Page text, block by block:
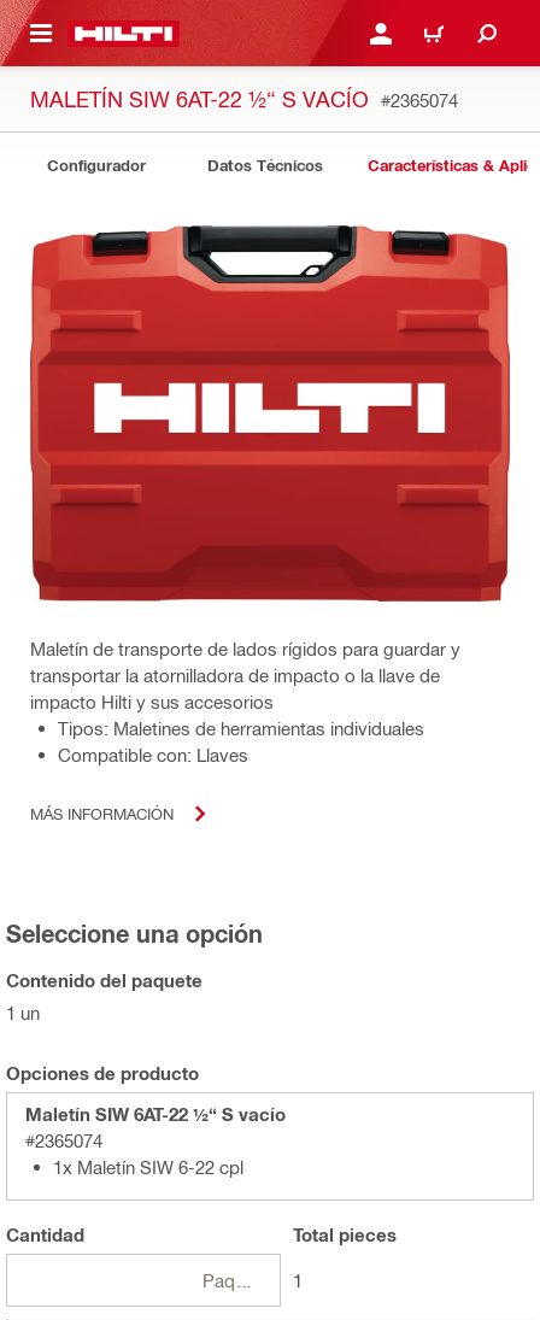
PRINCIPAL INICIE SESIÓN O
CARRITO
MALETÍN SIW 6AT-22 ½“ S VACÍO #2365074
Configurador Datos Técnicos Características &
Maletín de transporte de lados rígidos para guardar y
transportar la atornilladora de impacto o la llave de
impacto Hilti y sus accesorios
Tipos: Maletines de herramientas individuales
Compatible con: Llaves
MÁS INFORMACIÓN
Seleccione una opción
Contenido del paquete
1 un
Opciones de producto
Maletín SIW 6AT-22 ½“ S vacío
#2365074
1x Maletín SIW 6-22 cpl
Cantidad Total pieces
1